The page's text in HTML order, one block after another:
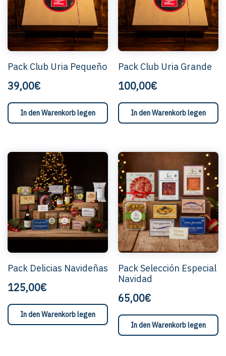
Pack Club Uria Pequeño
39,00€
In den Warenkorb legen
Pack Club Uria Grande
100,00€
In den Warenkorb legen
Pack Delicias Navideñas
125,00€
In den Warenkorb legen
Pack Selección Especial
Navidad
65,00€
In den Warenkorb legen